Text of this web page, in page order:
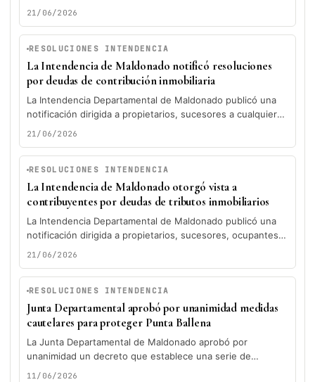
sucesores, ocupantes y poseedores de distintos...
21/06/2026
RESOLUCIONES INTENDENCIA
La Intendencia de Maldonado notificó resoluciones
por deudas de contribución inmobiliaria
La Intendencia Departamental de Maldonado publicó una
notificación dirigida a propietarios, sucesores a cualquier
título, ocupantes y poseedores de distintos...
21/06/2026
RESOLUCIONES INTENDENCIA
La Intendencia de Maldonado otorgó vista a
contribuyentes por deudas de tributos inmobiliarios
La Intendencia Departamental de Maldonado publicó una
notificación dirigida a propietarios, sucesores, ocupantes y
poseedores de distintos padrones del departamento,...
21/06/2026
RESOLUCIONES INTENDENCIA
Junta Departamental aprobó por unanimidad medidas
cautelares para proteger Punta Ballena
La Junta Departamental de Maldonado aprobó por
unanimidad un decreto que establece una serie de
medidas cautelares para preservar el...
11/06/2026